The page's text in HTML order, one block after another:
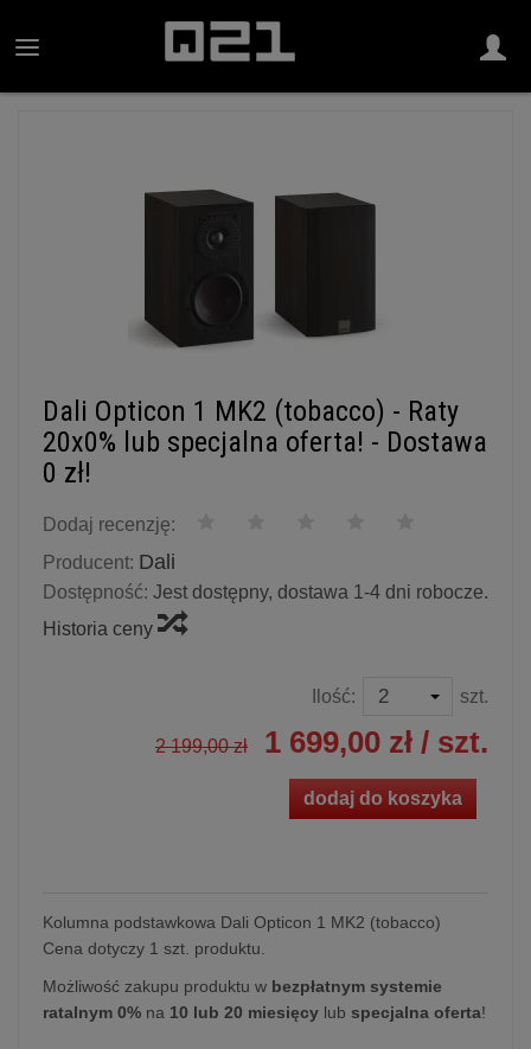
Dali Opticon 1 MK2 (tobacco) - Raty
20x0% lub specjalna oferta! - Dostawa
0 zł!
Dodaj recenzję:
Producent: Dali
Dostępność: Jest dostępny, dostawa 1-4 dni robocze.
Historia ceny
Ilość: szt.
2 199,00 zł 1 699,00 zł / szt.
dodaj do koszyka
Kolumna podstawkowa Dali Opticon 1 MK2 (tobacco)
Cena dotyczy 1 szt. produktu.
Możliwość zakupu produktu w bezpłatnym systemie
ratalnym 0% na 10 lub 20 miesięcy lub specjalna oferta!